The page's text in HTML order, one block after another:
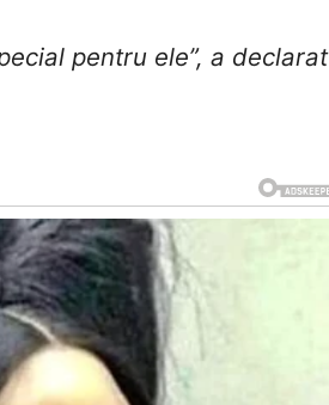
pentru ele”, a declarat